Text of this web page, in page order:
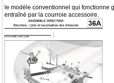
le modèle conventionnel qui fonctionne
entraîné par la courroie accessoire.